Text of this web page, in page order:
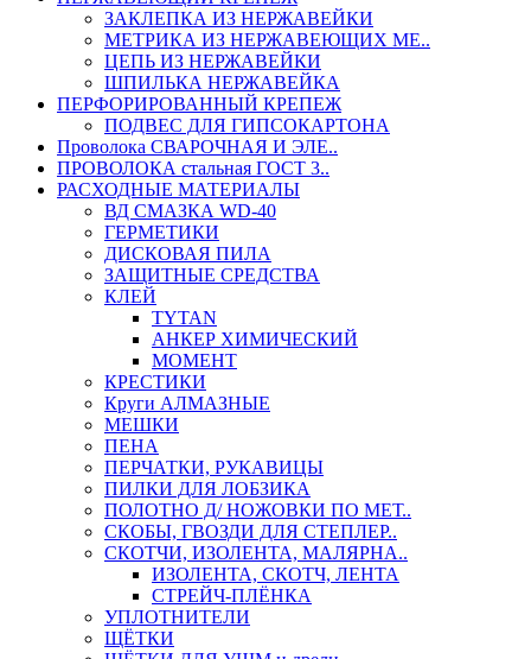
ЗАКЛЕПКА ИЗ НЕРЖАВЕЙКИ
МЕТРИКА ИЗ НЕРЖАВЕЮЩИХ МЕ..
ЦЕПЬ ИЗ НЕРЖАВЕЙКИ
ШПИЛЬКА НЕРЖАВЕЙКА
ПЕРФОРИРОВАННЫЙ КРЕПЕЖ
ПОДВЕС ДЛЯ ГИПСОКАРТОНА
Проволока СВАРОЧНАЯ И ЭЛЕ..
ПРОВОЛОКА стальная ГОСТ 3..
РАСХОДНЫЕ МАТЕРИАЛЫ
ВД СМАЗКА WD-40
ГЕРМЕТИКИ
ДИСКОВАЯ ПИЛА
ЗАЩИТНЫЕ СРЕДСТВА
КЛЕЙ
TYTAN
АНКЕР ХИМИЧЕСКИЙ
МОМЕНТ
КРЕСТИКИ
Круги АЛМАЗНЫЕ
МЕШКИ
ПЕНА
ПЕРЧАТКИ, РУКАВИЦЫ
ПИЛКИ ДЛЯ ЛОБЗИКА
ПОЛОТНО Д/ НОЖОВКИ ПО МЕТ..
СКОБЫ, ГВОЗДИ ДЛЯ СТЕПЛЕР..
СКОТЧИ, ИЗОЛЕНТА, МАЛЯРНА..
ИЗОЛЕНТА, СКОТЧ, ЛЕНТА
СТРЕЙЧ-ПЛЁНКА
УПЛОТНИТЕЛИ
ЩЁТКИ